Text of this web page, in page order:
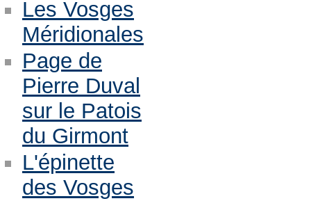
Les Vosges
Méridionales
Page de
Pierre Duval
sur le Patois
du Girmont
L'épinette
des Vosges